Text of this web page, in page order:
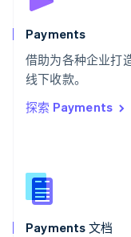
Payments
借助为各种企业打
线下收款。
探索 Payments
Payments 文档
斯洛文尼亚
泰国
ไทยEnglish
希腊
English
西班牙
新西兰
English
匈牙利
English